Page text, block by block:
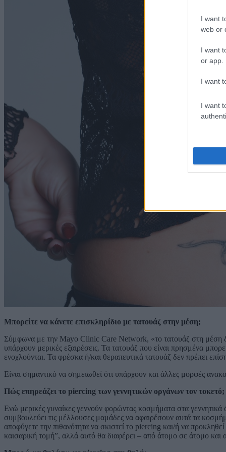
I want
web or
I want
or app.
I want
I want
Μπορείτε να κάνετε επισκληρίδιο με τατουάζ στην μέση;
Σύμφωνα με την Mayo Clinic Care Network, «το τατουάζ στη μέση
υπάρχουν μερικές εξαιρέσεις. Τα τατουάζ που είναι πρησμένα
ενοχλούνται. Τα φρέσκα ή/και θεραπευτικά τατουάζ δεν πρέπει
Είναι σημαντικό να σημειωθεί ότι υπάρχουν και άλλες μορφές
Πώς επηρεάζει το piercing των γεννητικών οργάνων τον τοκετό;
Ενώ μερικές γυναίκες γεννούν φορώντας κοσμήματα στα γεννητικά
συμβουλεύει τις μέλλουσες μαμάδες να αφαιρέσουν αυτά τα
αποφύγετε την πιθανότητα να σκιστεί το piercing και/ή να
καισαρική τομή”, αλλά αυτό θα διαφέρει – από άτομο σε άτομο και